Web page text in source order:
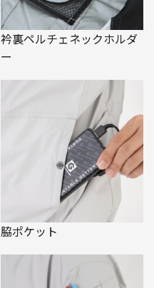
衿裏ペルチェネックホルダ
ー
脇ポケット